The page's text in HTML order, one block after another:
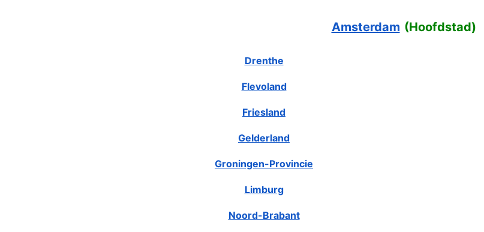
Amsterdam (Hoofdstad)
Drenthe
Flevoland
Friesland
Gelderland
Groningen-Provincie
Limburg
Noord-Brabant